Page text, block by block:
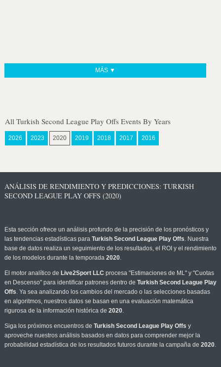
MÁS ▼
All Turkish Second League Play Offs Events By Years
2026 2023 2020 2019 2018 2017 2016
ANÁLISIS DE RENDIMIENTO Y PREDICCIONES: TURKISH
SECOND LEAGUE PLAY OFFS (2020)
Esta sección ofrece un análisis profundo de la precisión de los pronósticos y
las tendencias estadísticas para Turkish Second League Play Offs. Nuestra
base de datos realiza un seguimiento de los resultados, el ROI y el rendimiento
de los modelos durante la temporada 2020.
El motor analítico de Live2Sport LLC procesa "Estimaciones de ML" y "Cuotas
en Descenso" para identificar patrones dentro de Turkish Second League Play
Offs. Ya sea analizando los cambios del mercado o las selecciones basadas
en algoritmos, nuestros datos se basan en una evaluación matemática
rigurosa de la información histórica de 2020.
Siga los próximos encuentros de Turkish Second League Play Offs y
aproveche nuestros análisis basados en datos para comprender mejor la
probabilidad estadística de los resultados futuros durante la campaña de 2020.